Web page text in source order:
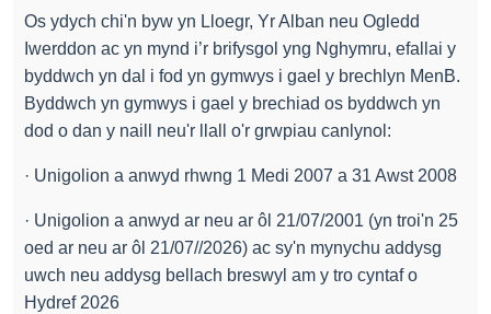
Os ydych chi'n byw yn Lloegr, Yr Alban neu Ogledd
Iwerddon ac yn mynd i’r brifysgol yng Nghymru, efallai y
byddwch yn dal i fod yn gymwys i gael y brechlyn MenB.
Byddwch yn gymwys i gael y brechiad os byddwch yn
dod o dan y naill neu'r llall o'r grwpiau canlynol:
· Unigolion a anwyd rhwng 1 Medi 2007 a 31 Awst 2008
· Unigolion a anwyd ar neu ar ôl 21/07/2001 (yn troi'n 25
oed ar neu ar ôl 21/07//2026) ac sy'n mynychu addysg
uwch neu addysg bellach breswyl am y tro cyntaf o
Hydref 2026